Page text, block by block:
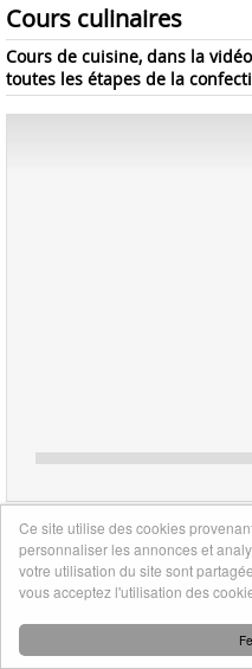
Cours culinaires
Cours de cuisine, dans la
toutes les étapes de la
Ce site utilise des cookies
personnaliser les annonces et
votre utilisation du site sont
vous acceptez l'utilisation des